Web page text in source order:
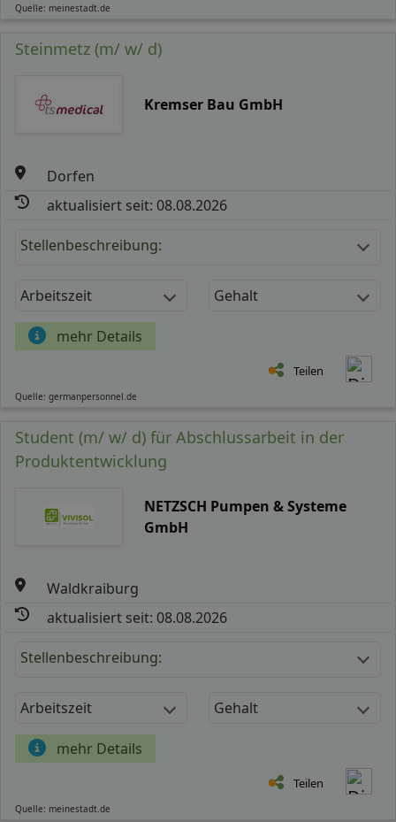
Quelle: meinestadt.de
Steinmetz (m/ w/ d)
Kremser Bau GmbH
Dorfen
aktualisiert seit: 08.08.2026
Stellenbeschreibung:
Arbeitszeit Gehalt
mehr Details
Teilen
Quelle: germanpersonnel.de
Student (m/ w/ d) für Abschlussarbeit in der
Produktentwicklung
NETZSCH Pumpen & Systeme
GmbH
Waldkraiburg
aktualisiert seit: 08.08.2026
Stellenbeschreibung:
Arbeitszeit Gehalt
mehr Details
Teilen
Quelle: meinestadt.de